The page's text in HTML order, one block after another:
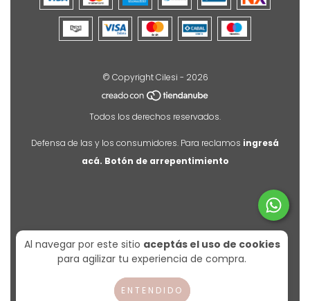
Al navegar por este sitio aceptás el uso de cookies
para agilizar tu experiencia de compra.
ENTENDIDO
© Copyright Cilesi - 2026
Todos los derechos reservados.
Defensa de las y los consumidores. Para reclamos ingresá
acá. Botón de arrepentimiento